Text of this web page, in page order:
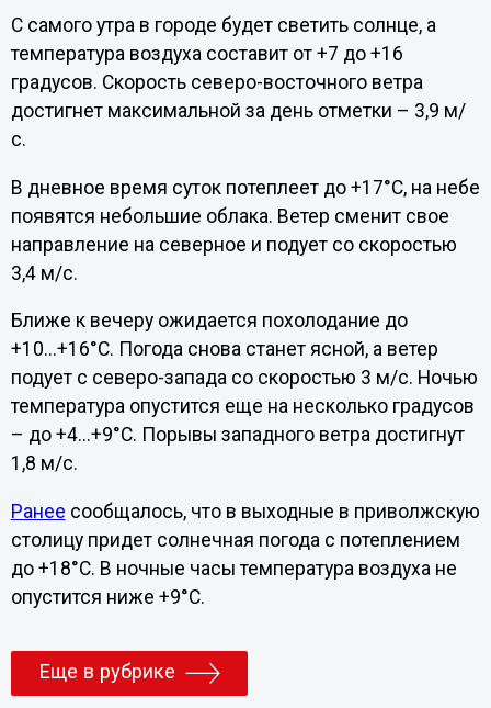
С самого утра в городе будет светить солнце, а
температура воздуха составит от +7 до +16
градусов. Скорость северо-восточного ветра
достигнет максимальной за день отметки – 3,9 м/
с.
В дневное время суток потеплеет до +17°C, на небе
появятся небольшие облака. Ветер сменит свое
направление на северное и подует со скоростью
3,4 м/с.
Ближе к вечеру ожидается похолодание до
+10...+16°C. Погода снова станет ясной, а ветер
подует с северо-запада со скоростью 3 м/с. Ночью
температура опустится еще на несколько градусов
– до +4...+9°C. Порывы западного ветра достигнут
1,8 м/с.
Ранее сообщалось, что в выходные в приволжскую
столицу придет солнечная погода с потеплением
до +18°C. В ночные часы температура воздуха не
опустится ниже +9°C.
Еще в рубрике